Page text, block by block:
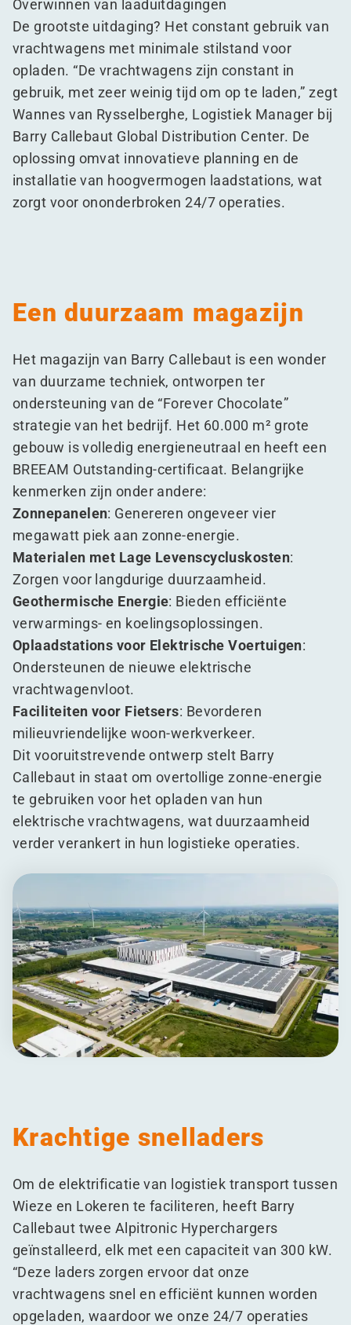
Overwinnen van laaduitdagingen
De grootste uitdaging? Het constant gebruik van
vrachtwagens met minimale stilstand voor
opladen. “De vrachtwagens zijn constant in
gebruik, met zeer weinig tijd om op te laden,” zegt
Wannes van Rysselberghe, Logistiek Manager bij
Barry Callebaut Global Distribution Center. De
oplossing omvat innovatieve planning en de
installatie van hoogvermogen laadstations, wat
zorgt voor ononderbroken 24/7 operaties.
Een duurzaam magazijn
Het magazijn van Barry Callebaut is een wonder
van duurzame techniek, ontworpen ter
ondersteuning van de “Forever Chocolate”
strategie van het bedrijf. Het 60.000 m² grote
gebouw is volledig energieneutraal en heeft een
BREEAM Outstanding-certificaat. Belangrijke
kenmerken zijn onder andere:
Zonnepanelen: Genereren ongeveer vier
megawatt piek aan zonne-energie.
Materialen met Lage Levenscycluskosten:
Zorgen voor langdurige duurzaamheid.
Geothermische Energie: Bieden efficiënte
verwarmings- en koelingsoplossingen.
Oplaadstations voor Elektrische Voertuigen:
Ondersteunen de nieuwe elektrische
vrachtwagenvloot.
Faciliteiten voor Fietsers: Bevorderen
milieuvriendelijke woon-werkverkeer.
Dit vooruitstrevende ontwerp stelt Barry
Callebaut in staat om overtollige zonne-energie
te gebruiken voor het opladen van hun
elektrische vrachtwagens, wat duurzaamheid
verder verankert in hun logistieke operaties.
Krachtige snelladers
Om de elektrificatie van logistiek transport tussen
Wieze en Lokeren te faciliteren, heeft Barry
Callebaut twee Alpitronic Hyperchargers
geïnstalleerd, elk met een capaciteit van 300 kW.
“Deze laders zorgen ervoor dat onze
vrachtwagens snel en efficiënt kunnen worden
opgeladen, waardoor we onze 24/7 operaties